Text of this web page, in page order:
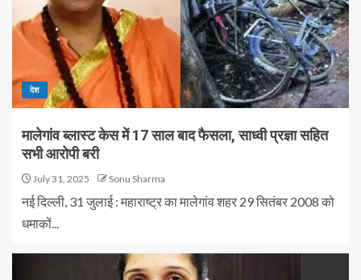
देश
मालेगांव ब्लास्ट केस में 17 साल बाद फैसला, साध्वी प्रज्ञा सहित
सभी आरोपी बरी
July 31, 2025 Sonu Sharma
नई दिल्ली, 31 जुलाई : महाराष्ट्र का मालेगांव शहर 29 सितंबर 2008 को
धमाकों...